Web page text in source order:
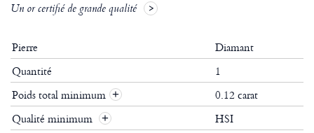
Un or certifié de grande qualité
Pierre
Diamant
Quantité
1
Poids total minimum +
0.12 carat
Qualité minimum
+ HSI